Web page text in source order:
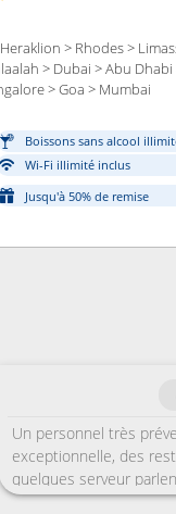
> Rhodes >
> Dubai > Abu
> Goa > Mumbai
Boissons sans alcool
Wi-Fi illimité inclus
Jusqu'à 50% de remise
Un personnel très
exceptionnelle, des
quelques serveur
croisière tout est en